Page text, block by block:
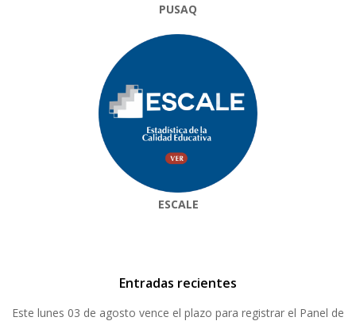
PUSAQ
ESCALE
Entradas recientes
Este lunes 03 de agosto vence el plazo para registrar el Panel de